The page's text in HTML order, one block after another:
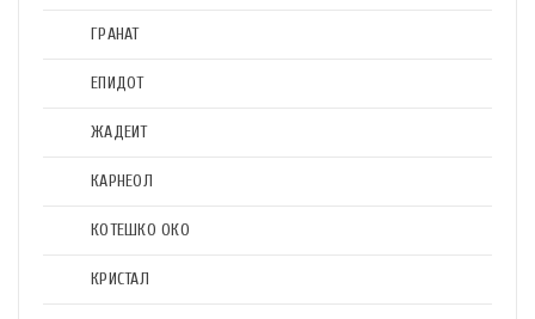
ГРАНАТ
ЕПИДОТ
ЖАДЕИТ
КАРНЕОЛ
КОТЕШКО ОКО
КРИСТАЛ